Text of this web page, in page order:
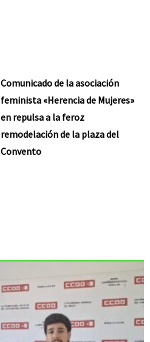
Comunicado de la asociación
feminista «Herencia de Mujeres»
en repulsa a la feroz
remodelación de la plaza del
Convento